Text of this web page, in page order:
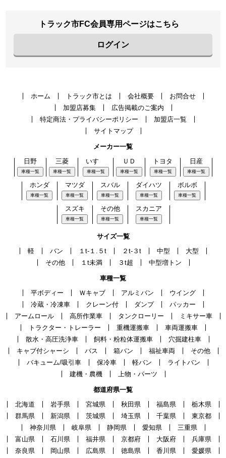
トラック市FC会員専用ページはこちら
ログイン
ホーム トラック市とは 会社概要
お問合せ
加盟店募集
広告掲載のご案内
特定商法・プライバシーポリシー
加盟店一覧
サイトマップ
メーカー一覧
日野
車種一覧
三菱
車種一覧
いすゞ
車種一覧
ＵＤ
車種一覧
トヨタ
車種一覧
日産
車種一覧
ホンダ
車種一覧
マツダ
車種一覧
スバル
車種一覧
ダイハツ
車種一覧
ボルボ
車種一覧
スズキ
車種一覧
その他
車種一覧
スカニア
車種一覧
サイズ一覧
軽
バン １t-１.５t ２t-３t 中型
大型
その他
１t未満 ３t超 中型増トン
車種一覧
平ボディー
Ｗキャブ アルミバン
ウイング
冷蔵・冷凍車
クレーン付 ダンプ
パッカー
アームロール
高所作業車 タンクローリー
ミキサー車
トラクター・トレーラー
重機運搬車
車両運搬車
散水・高圧洗浄車
飼料・粉粒体運搬車
穴掘建柱車
キャブ付シャーシ
バス 箱バン 福祉車両
その他
バキューム/吸引車
保冷車 軽バン
ライトバン
建機・農機
上物・パーツ
都道府県一覧
北海道
岩手県 宮城県 秋田県 福島県
栃木県
群馬県
新潟県 茨城県 埼玉県 千葉県
東京都
神奈川県
岐阜県 静岡県 愛知県
三重県
富山県
石川県 福井県 京都府 大阪府
兵庫県
奈良県
岡山県 広島県 徳島県 香川県 愛媛県